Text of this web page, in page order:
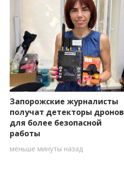
Запорожские журналисты
получат детекторы дронов
для более безопасной
работы
меньше минуты назад